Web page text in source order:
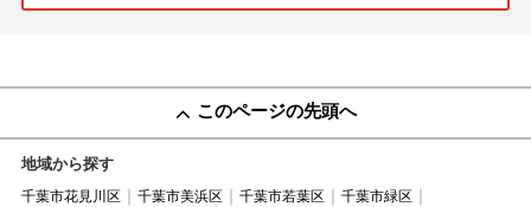
このページの先頭へ
地域から探す
千葉市花見川区 千葉市美浜区 千葉市若葉区
千葉市緑区